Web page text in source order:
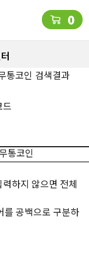
0
통코인 검색결과
드
하지 않으면 전체
를 공백으로 구분하